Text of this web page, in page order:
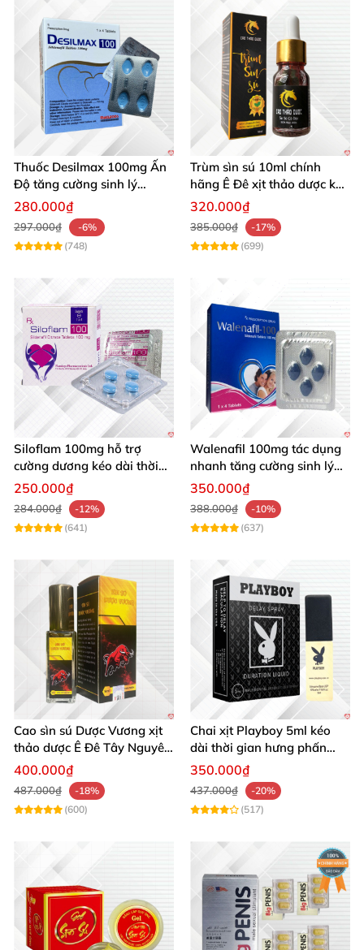
Thuốc Desilmax 100mg Ấn
Độ tăng cường sinh lý
cường dương hiệu quả
280.000₫
297.000₫
-6%
(748)
Trùm sìn sú 10ml chính
hãng Ê Đê xịt thảo dược kéo
dài quan hệ
320.000₫
385.000₫
-17%
(699)
Siloflam 100mg hỗ trợ
cường dương kéo dài thời
gian xuất tinh sớm Nam giới
250.000₫
284.000₫
-12%
(641)
Walenafil 100mg tác dụng
nhanh tăng cường sinh lý
chống xuất tinh sớm
350.000₫
388.000₫
-10%
(637)
Cao sìn sú Dược Vương xịt
thảo dược Ê Đê Tây Nguyên
chuẩn chính hãng kích thích
400.000₫
487.000₫
-18%
(600)
Chai xịt Playboy 5ml kéo
dài thời gian hưng phấn
mạnh mẽ
350.000₫
437.000₫
-20%
(517)